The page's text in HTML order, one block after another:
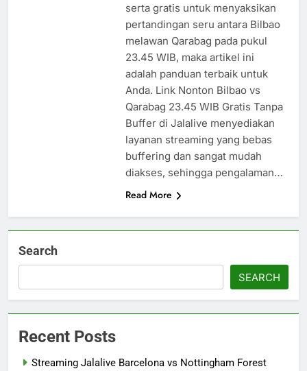
serta gratis untuk menyaksikan
pertandingan seru antara Bilbao
melawan Qarabag pada pukul
23.45 WIB, maka artikel ini
adalah panduan terbaik untuk
Anda. Link Nonton Bilbao vs
Qarabag 23.45 WIB Gratis Tanpa
Buffer di Jalalive menyediakan
layanan streaming yang bebas
buffering dan sangat mudah
diakses, sehingga pengalaman…
Read More
Search
SEARCH
Recent Posts
Streaming Jalalive Barcelona vs Nottingham Forest